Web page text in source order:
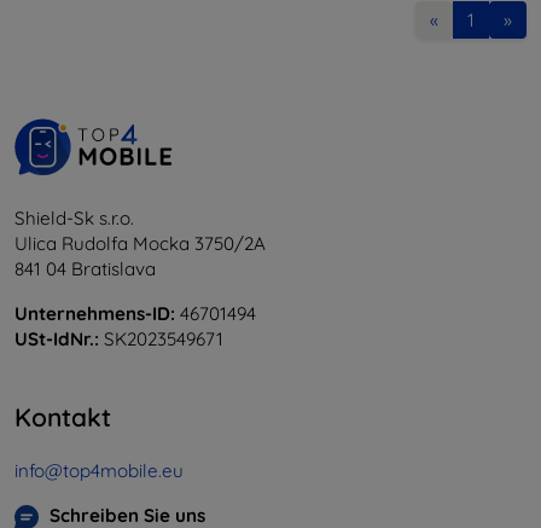
« 1 »
Shield-Sk s.r.o.
Ulica Rudolfa Mocka 3750/2A
841 04 Bratislava
Unternehmens-ID: 46701494
USt-IdNr.: SK2023549671
Kontakt
info@top4mobile.eu
Schreiben Sie uns